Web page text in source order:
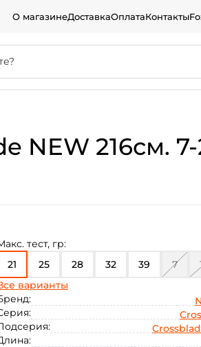
О магазинеДоставкаОплатаКонтакты
216см. 7-
тест, гр:
21
25 28 32 39 7
14 24
варианты